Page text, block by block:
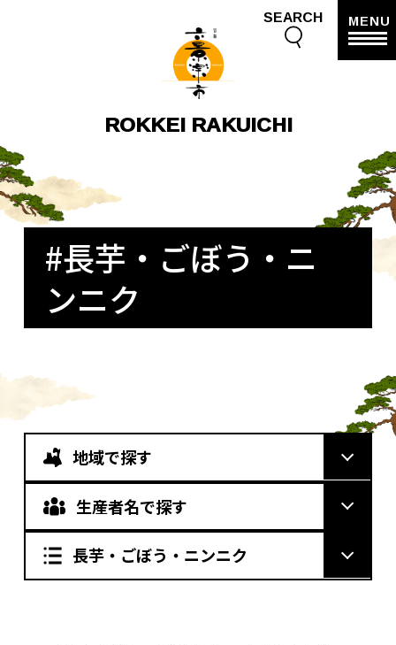
ROKKEI RAKUICHI
SEARCH MENU
#長芋・ごぼう・ニ
ンニク
地域で探す
生産者名で探す
長芋・ごぼう・ニンニク